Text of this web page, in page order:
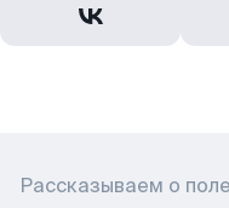
Рассказываем о